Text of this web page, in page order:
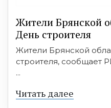
Жители Брянской
День строителя
Жители Брянской
строителя, сообщает
...
Читать далее